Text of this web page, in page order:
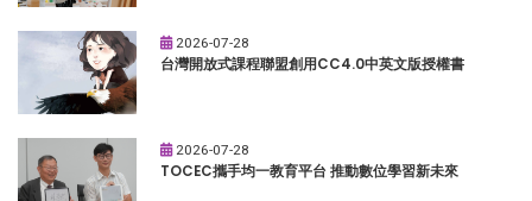
2026-07-28
台灣開放式課程聯盟創用CC4.0中英文版授權書
2026-07-28
TOCEC攜手均一教育平台 推動數位學習新未來